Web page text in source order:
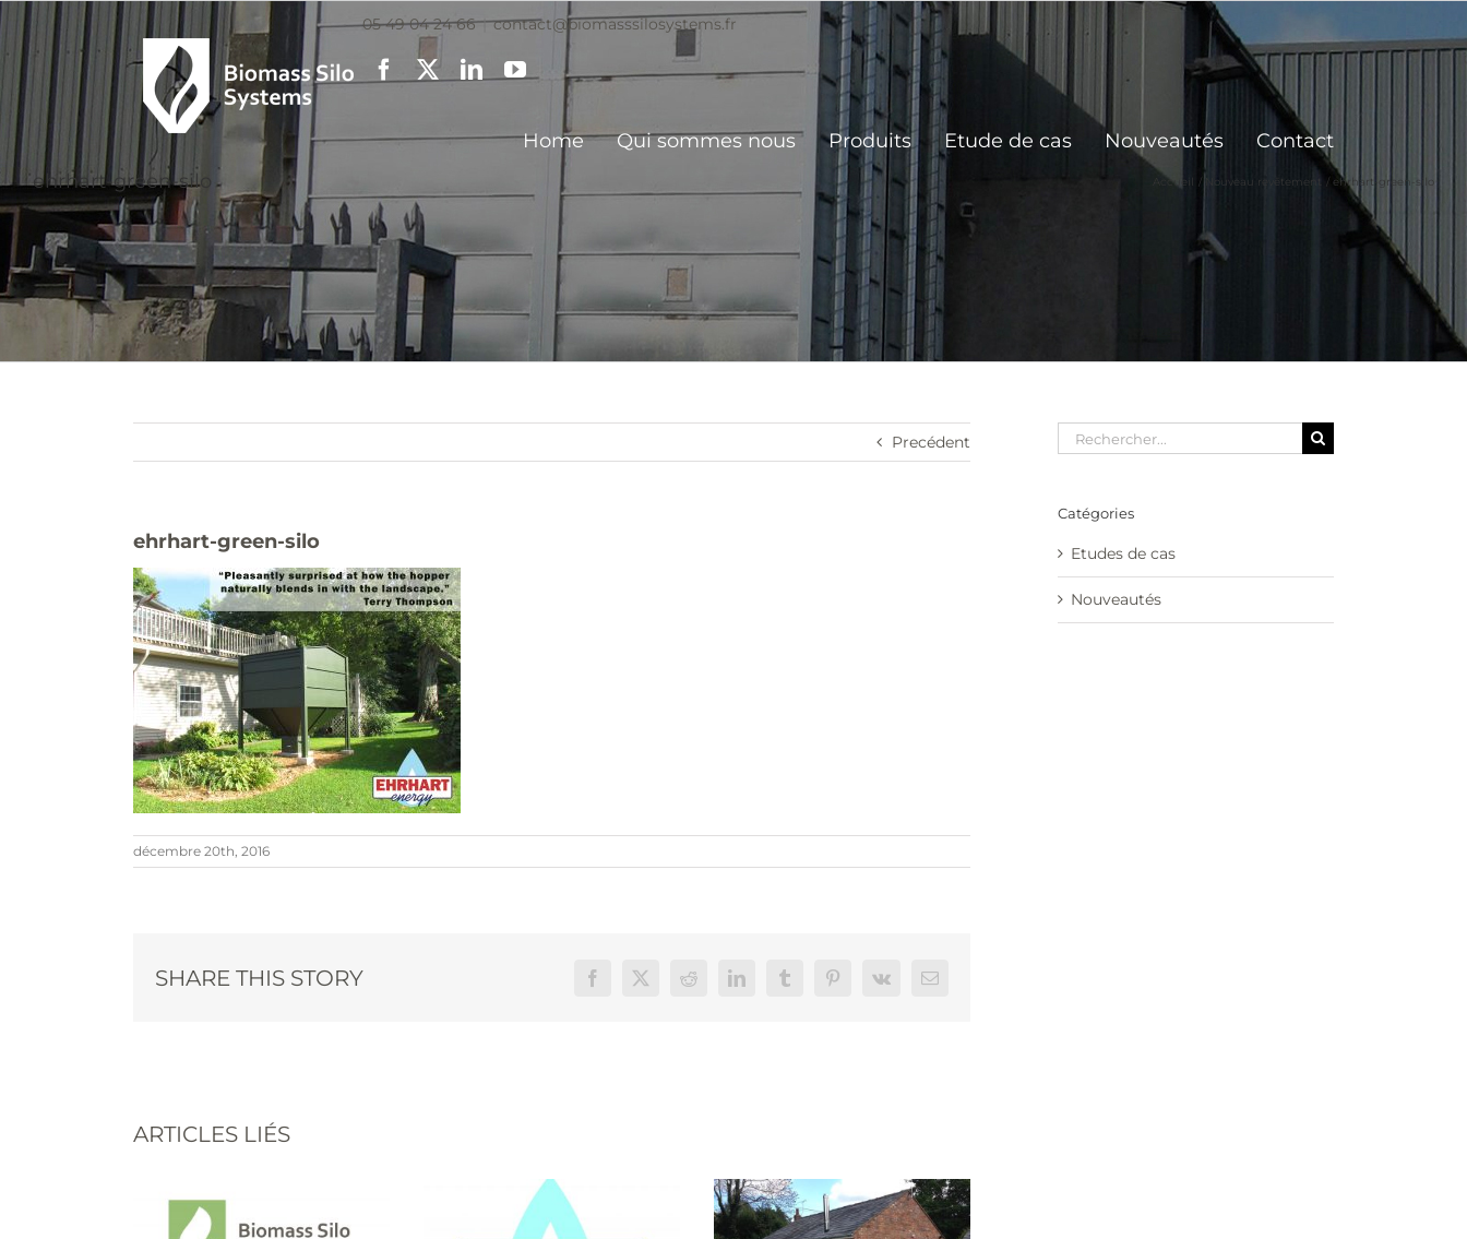
05 49 04 24 66 | contact@biomasssilosystems.fr
FacebookLinkedInYouTube
Home Qui sommes nous Produits Etude de cas Nouveautés
Contact
ehrhart-green-silo
Accueil Nouveau revêtement ehrhart-green-silo
Precédent
ehrhart-green-silo
décembre 20th, 2016
SHARE THIS STORY Facebook
X Reddit LinkedInTumblrPinterest
Vk Email
ARTICLES LIÉS
Rechercher
Catégories
Etudes de cas
Nouveautés